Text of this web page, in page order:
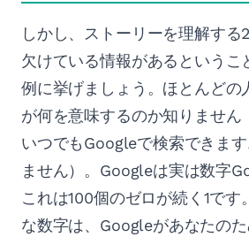
しかし、ストーリーを理解する
欠けている情報があるというこ
例に挙げましょう。ほとんどの
が何を意味するのか知りません
いつでもGoogleで検索できま
ません）。Googleは実は数字
これは100個のゼロが続く1です
な数字は、Googleがあなたの